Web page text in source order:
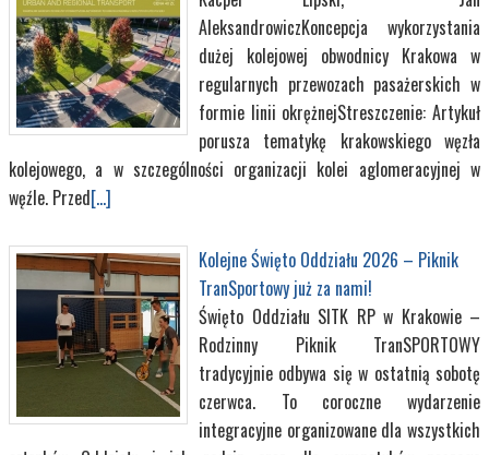
AleksandrowiczKoncepcja wykorzystania
dużej kolejowej obwodnicy Krakowa w
regularnych przewozach pasażerskich w
formie linii okrężnejStreszczenie: Artykuł
porusza tematykę krakowskiego węzła
kolejowego, a w szczególności organizacji kolei aglomeracyjnej w
węźle. Przed[...]
Kolejne Święto Oddziału 2026 – Piknik
TranSportowy już za nami!
Święto Oddziału SITK RP w Krakowie –
Rodzinny Piknik TranSPORTOWY
tradycyjnie odbywa się w ostatnią sobotę
czerwca. To coroczne wydarzenie
integracyjne organizowane dla wszystkich